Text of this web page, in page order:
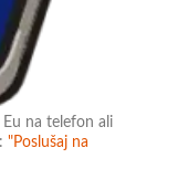
na telefon ali
"Poslušaj na